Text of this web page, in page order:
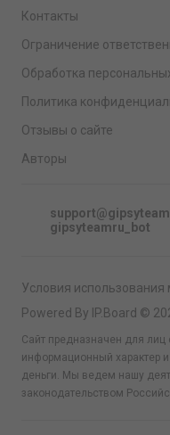
Условия использования
Powered By IP.Board ©
Сайт предназначен для лиц
информационный характер
деньги. Мы ведем нашу
законодательством
Контакты
Ограничение
Обработка
Политика
Отзывы о сайте
Авторы
gipsyteamru_bot